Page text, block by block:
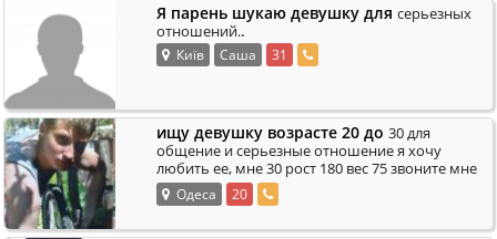
Я парень шукаю девушку для серьезных
отношений..
Київ Саша 31
ищу девушку возрасте 20 до 30 для
общение и серьезные отношение я хочу
любить ее, мне 30 рост 180 вес 75 звоните мне
и пообщаемся жду смс и звонков мой моб.
Одеса 20